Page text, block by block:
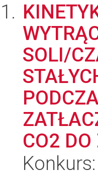
SOLI/
CO2
Konkurs: